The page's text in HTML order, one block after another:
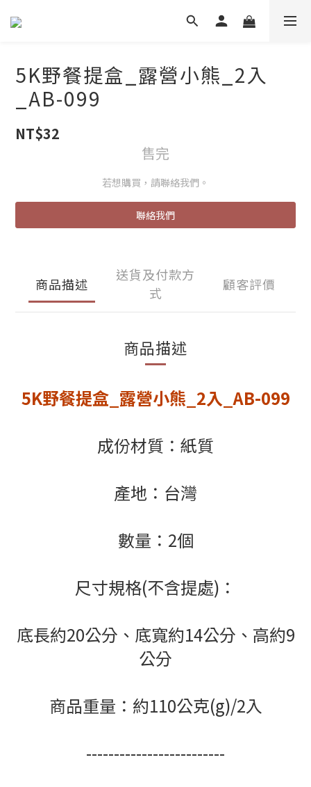
5K野餐提盒_露營小熊_2入
_AB-099
NT$32
售完
若想購買，請聯絡我們。
聯絡我們
商品描述
送貨及付款方
式
顧客評價
商品描述
5K野餐提盒_露營小熊_2入_AB-099
成份材質：紙質
產地：台灣
數量：2個
尺寸規格(不含提處)：
底長約20公分、底寬約14公分、高約9
公分
商品重量：約110公克(g)/2入
-------------------------